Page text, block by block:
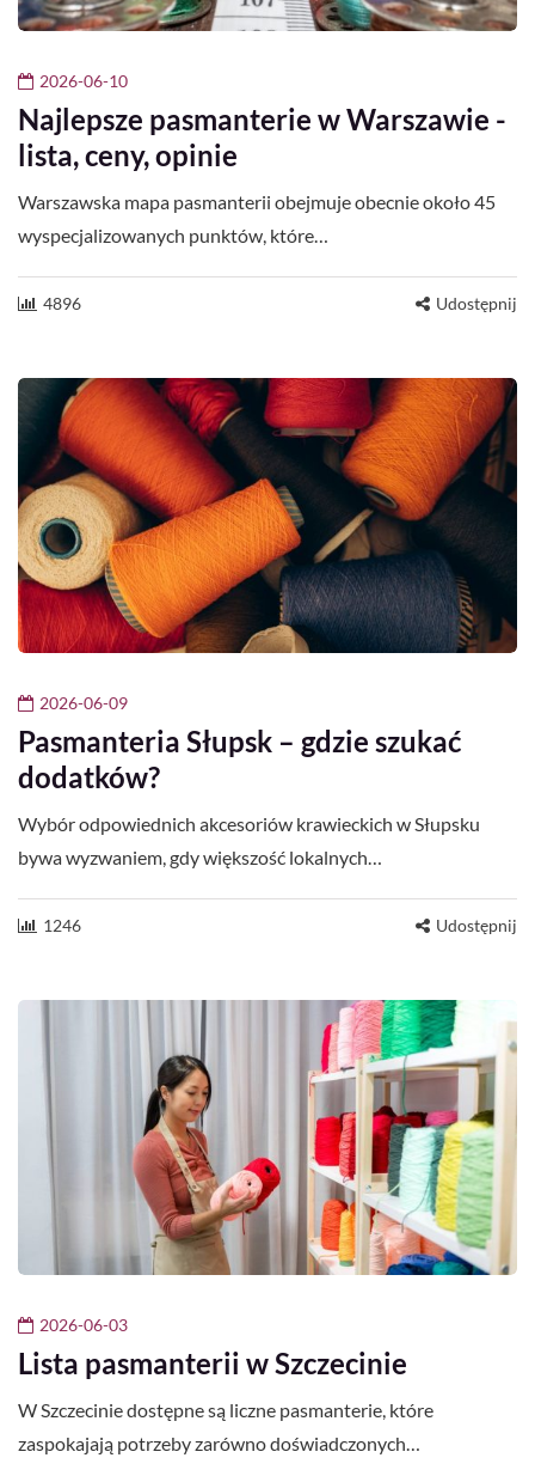
2026-06-10
Najlepsze pasmanterie w Warszawie -
lista, ceny, opinie
Warszawska mapa pasmanterii obejmuje obecnie około 45
wyspecjalizowanych punktów, które…
4896 Udostępnij
2026-06-09
Pasmanteria Słupsk – gdzie szukać
dodatków?
Wybór odpowiednich akcesoriów krawieckich w Słupsku
bywa wyzwaniem, gdy większość lokalnych…
1246 Udostępnij
2026-06-03
Lista pasmanterii w Szczecinie
W Szczecinie dostępne są liczne pasmanterie, które
zaspokajają potrzeby zarówno doświadczonych…